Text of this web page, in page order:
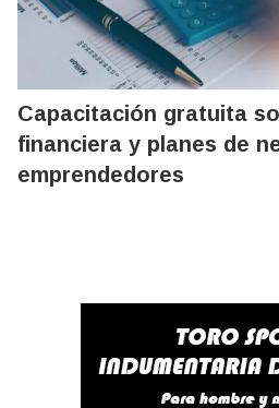
Capacitación gratuita
financiera y planes de
emprendedores